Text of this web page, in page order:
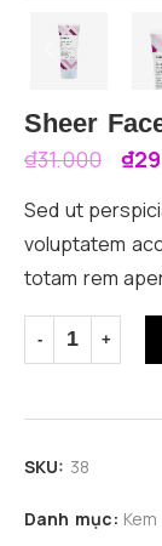
Sheer
₫31.000 ₫
Sed ut
voluptatem
totam rem
SKU: 38
Danh mục: